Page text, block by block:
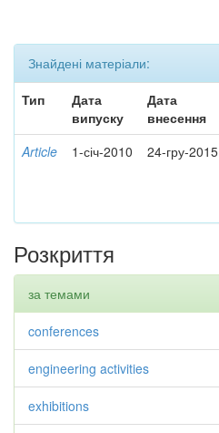
Знайдені матеріали:
Тип
Дата
випуску
Дата
внесення
Article 1-січ-2010 24-гру-2015
Розкриття
за темами
conferences
engineering activities
exhibitions